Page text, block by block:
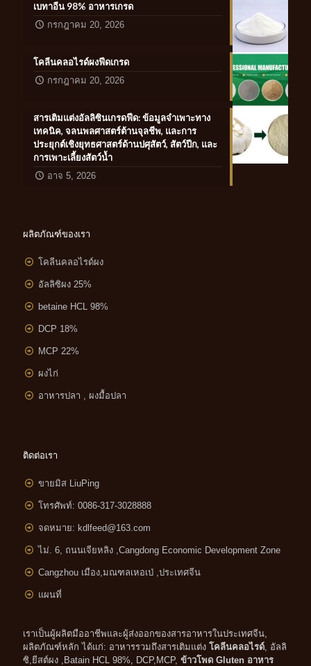
เบทาอีน 98% อาหารเกรด
กรกฎาคม 20, 2026
โคลีนคลอไรด์ผงฟีดเกรด
กรกฎาคม 20, 2026
สารเติมแต่งอัลลิซินเกรดฟีด: ข้อมูลจำเพาะทาง
เทคนิค, จลนพลศาสตร์ต้านจุลชีพ, และการ
ประยุกต์เชิงยุทธศาสตร์ด้านปศุสัตว์, สัตว์ปีก, และ
การเพาะเลี้ยงสัตว์น้ำ
อาจ 5, 2026
ผลิตภัณฑ์ของเรา
โคลีนคลอไรด์ผง
อัลลิซิผง 25%
betaine HCL 98%
DCP 18%
MCP 22%
ผงไก่
อาหารปลา , ผงมื้อปลา
ติดต่อเรา
ขายมิส LiuPing
โทรศัพท์: 0086-317-3028888
จดหมาย: kdlfeed@163.com
ไม่. 6, ถนนเจียหลิง ,Cangdong Economic Development Zone
Cangzhou เมือง,มณฑลเหอเป่ ,ประเทศจีน
แผนที่
เราเป็นผู้ผลิตมืออาชีพและผู้ส่งออกของสารอาหารในประเทศจีน,
ผลิตภัณฑ์หลัก ได้แก่: อาหารรวมถึงสารเติมแต่ง โคลีนคลอไรด์, อัลลิ
ซิ,ยีสต์ผง ,Batain HCL 98%, DCP,MCP, ข้าวโพด Gluten อาหาร